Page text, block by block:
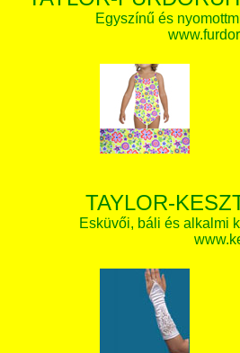
Egyszínű és
TAYLOR-
Esküvői, báli és alkalmi